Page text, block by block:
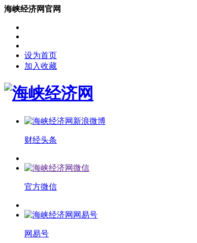
海峡经济网官网
设为首页
加入收藏
财经头条
官方微信
网易号